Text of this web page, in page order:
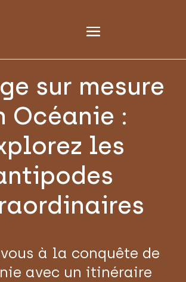
sur mesure
Océanie :
les
à la conquête de
avec un itinéraire